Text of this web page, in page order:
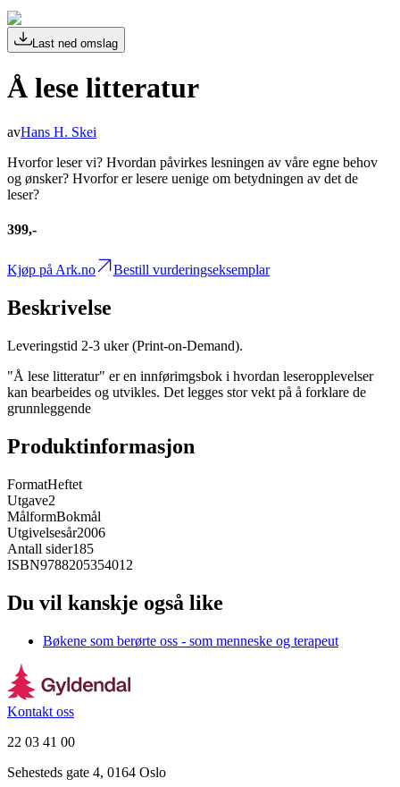
Last ned omslag
Å lese litteratur
avHans H. Skei
Hvorfor leser vi? Hvordan påvirkes lesningen av våre egne behov
og ønsker? Hvorfor er lesere uenige om betydningen av det de
leser?
399,-
Kjøp på Ark.no Bestill vurderingseksemplar
Beskrivelse
Leveringstid 2-3 uker (Print-on-Demand).
"Å lese litteratur" er en innførimgsbok i hvordan leseropplevelser
kan bearbeides og utvikles. Det legges stor vekt på å forklare de
grunnleggende
Produktinformasjon
FormatHeftet
Utgave2
MålformBokmål
Utgivelsesår2006
Antall sider185
ISBN9788205354012
Du vil kanskje også like
Bøkene som berørte oss - som menneske og terapeut
Kontakt oss
22 03 41 00
Sehesteds gate 4, 0164 Oslo